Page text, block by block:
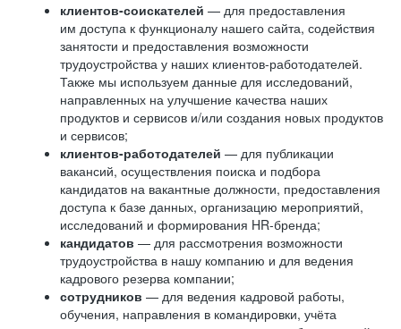
клиентов-соискателей — для предоставления
им доступа к функционалу нашего сайта, содействия
занятости и предоставления возможности
трудоустройства у наших клиентов-работодателей.
Также мы используем данные для исследований,
направленных на улучшение качества наших
продуктов и сервисов и/или создания новых продуктов
и сервисов;
клиентов-работодателей — для публикации
вакансий, осуществления поиска и подбора
кандидатов на вакантные должности, предоставления
доступа к базе данных, организацию мероприятий,
исследований и формирования HR-бренда;
кандидатов — для рассмотрения возможности
трудоустройства в нашу компанию и для ведения
кадрового резерва компании;
сотрудников — для ведения кадровой работы,
обучения, направления в командировки, учёта